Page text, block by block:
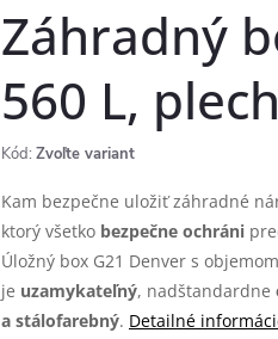
Záhradný
560 L,
Kód: Zvoľte variant
Kam bezpečne uložiť záhradné
ktorý všetko bezpečne ochráni
Úložný box G21 Denver s
je uzamykateľný, nadštandardne
a stálofarebný. Detailné